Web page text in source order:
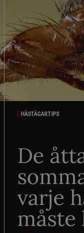
HÄSTÄGARTIPS
De
varje
måste